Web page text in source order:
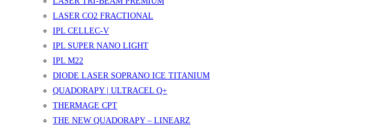
LASER CO2 FRACTIONAL
IPL CELLEC-V
IPL SUPER NANO LIGHT
IPL M22
DIODE LASER SOPRANO ICE TITANIUM
QUADORAPY | ULTRACEL Q+
THERMAGE CPT
THE NEW QUADORAPY – LINEARZ